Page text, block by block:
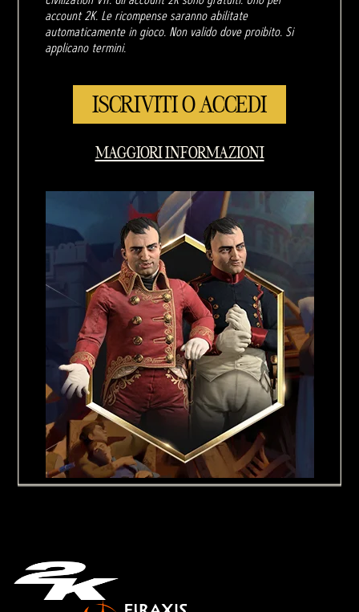
account 2K. Le ricompense saranno abilitate
automaticamente in gioco. Non valido dove proibito. Si
applicano termini.
ISCRIVITI O ACCEDI
MAGGIORI INFORMAZIONI